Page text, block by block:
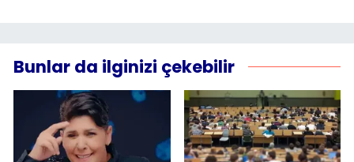
Bunlar da ilginizi çekebilir